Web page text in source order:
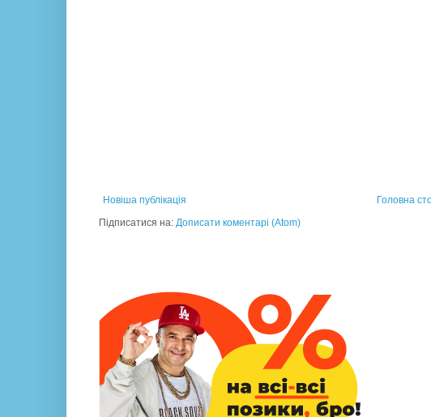
Новіша публікація
Головна
Підписатися на: Дописати коментарі (Atom)